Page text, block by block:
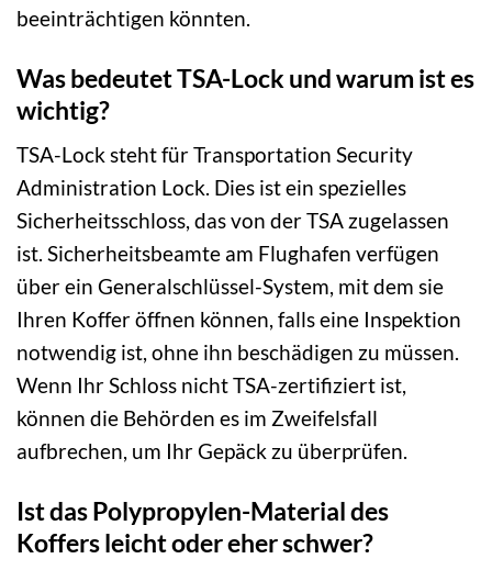
beeinträchtigen könnten.
Was bedeutet TSA-Lock und warum ist es
wichtig?
TSA-Lock steht für Transportation Security
Administration Lock. Dies ist ein spezielles
Sicherheitsschloss, das von der TSA zugelassen
ist. Sicherheitsbeamte am Flughafen verfügen
über ein Generalschlüssel-System, mit dem sie
Ihren Koffer öffnen können, falls eine Inspektion
notwendig ist, ohne ihn beschädigen zu müssen.
Wenn Ihr Schloss nicht TSA-zertifiziert ist,
können die Behörden es im Zweifelsfall
aufbrechen, um Ihr Gepäck zu überprüfen.
Ist das Polypropylen-Material des
Koffers leicht oder eher schwer?